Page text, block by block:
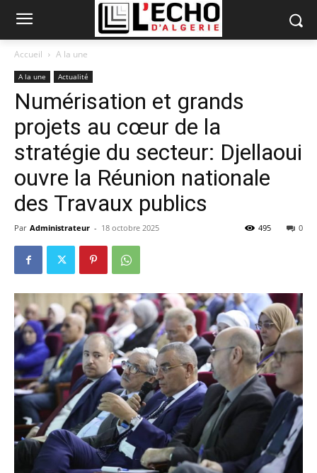
Accueil A la une
A la une Actualité
Numérisation et grands
projets au cœur de la
stratégie du secteur: Djellaoui
ouvre la Réunion nationale
des Travaux publics
Par Administrateur - 18 octobre 2025 0
495